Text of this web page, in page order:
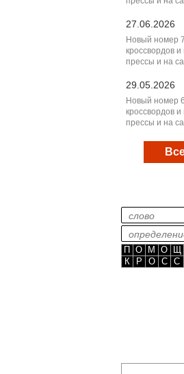
27.06.2026
Новый номер
кроссвордов
прессы и на
29.05.2026
Новый номер
кроссвордов
прессы и на
П О М О Щ
К
Р О С С